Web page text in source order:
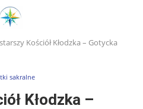
Kościół Kłodzka – Gotycka
sakralne
Kłodzka –